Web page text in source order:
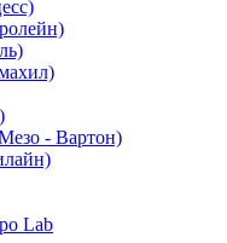
- Вартон)
Lab